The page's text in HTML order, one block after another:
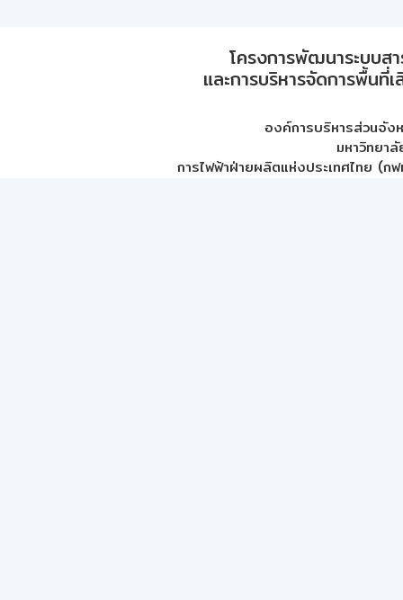
โครงการพัฒนาระบบส
และการบริหารจัดการพื้นที่
องค์การบริหารส่วนจัง
มหาวิทยา
การไฟฟ้าฝ่ายผลิตแห่งประเทศไทย (กฟ